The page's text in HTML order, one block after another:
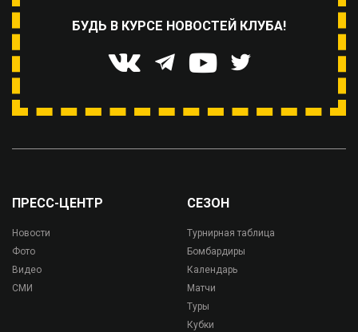
БУДЬ В КУРСЕ НОВОСТЕЙ КЛУБА!
ПРЕСС-ЦЕНТР
Новости
Фото
Видео
СМИ
СЕЗОН
Турнирная таблица
Бомбардиры
Календарь
Матчи
Туры
Кубки